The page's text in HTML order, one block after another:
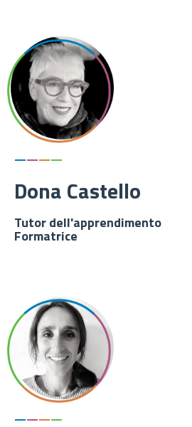
————
Dona Castello
Tutor dell'apprendimento
Formatrice
————